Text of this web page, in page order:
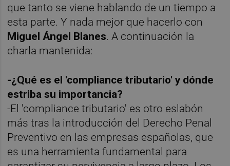
que tanto se viene hablando de un tiempo a
esta parte. Y nada mejor que hacerlo con
Miguel Ángel Blanes. A continuación la
charla mantenida:
-¿Qué es el 'compliance tributario' y dónde
estriba su importancia?
-El 'compliance tributario' es otro eslabón
más tras la introducción del Derecho Penal
Preventivo en las empresas españolas, que
es una herramienta fundamental para